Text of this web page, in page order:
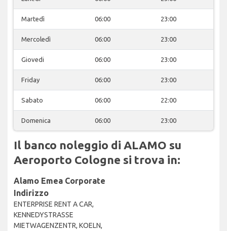
Martedì 06:00 23:00
Mercoledì 06:00 23:00
Giovedi 06:00 23:00
Friday 06:00 23:00
Sabato 06:00 22:00
Domenica 06:00 23:00
Il banco noleggio di ALAMO su
Aeroporto Cologne si trova in:
Alamo Emea Corporate
Indirizzo
ENTERPRISE RENT A CAR,
KENNEDYSTRASSE
MIETWAGENZENTR, KOELN,